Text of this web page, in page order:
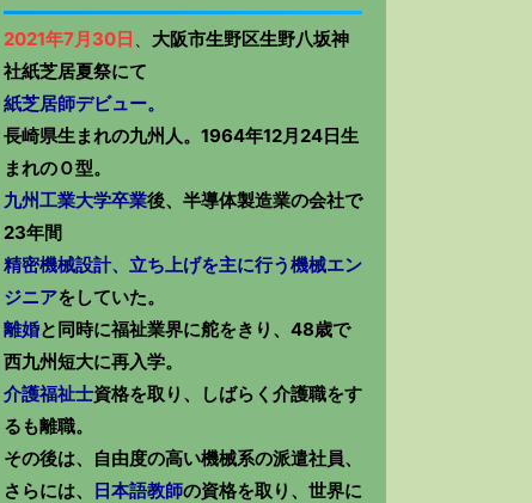
2021年7月30日 、 大阪市生野区生野八坂神
社紙芝居夏祭にて
紙芝居師デビュー。
長崎県生まれの九州人。1964年12月24日生
まれのＯ型。
九州工業大学卒業後、半導体製造業の会社で
23年間
精密機械設計、立ち上げを主に行う機械エン
ジニアをしていた。
離婚と同時に福祉業界に舵をきり、48歳で
西九州短大に再入学。
介護福祉士資格を取り、しばらく介護職をす
るも離職。
その後は、自由度の高い機械系の派遣社員、
さらには、
日本語教師の資格を取り、世界に